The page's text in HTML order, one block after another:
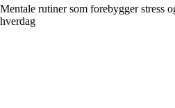
Mentale rutiner som forebygger stress
hverdag